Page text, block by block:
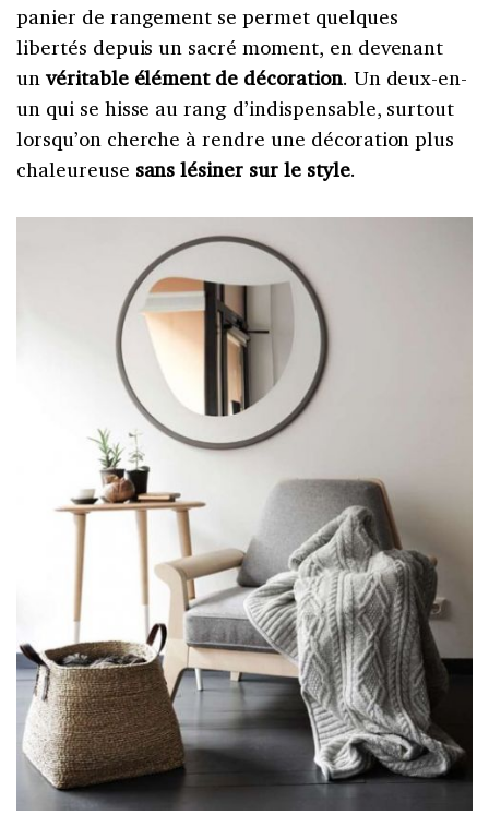
panier de rangement se permet quelques
libertés depuis un sacré moment, en devenant
un véritable élément de décoration. Un deux-en-
un qui se hisse au rang d’indispensable, surtout
lorsqu’on cherche à rendre une décoration plus
chaleureuse sans lésiner sur le style.